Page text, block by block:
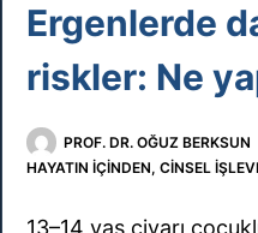
No
results
Ergenlerde
riskler: Ne
PROF. DR. OĞUZ BERKSUN
HAYATIN İÇINDEN, CINSEL
13–14 yaş civarı